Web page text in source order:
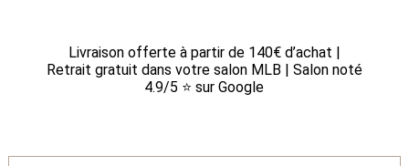
Livraison offerte à partir de 140€ d’achat |
Retrait gratuit dans votre salon MLB | Salon noté
4.9/5 ⭐ sur Google